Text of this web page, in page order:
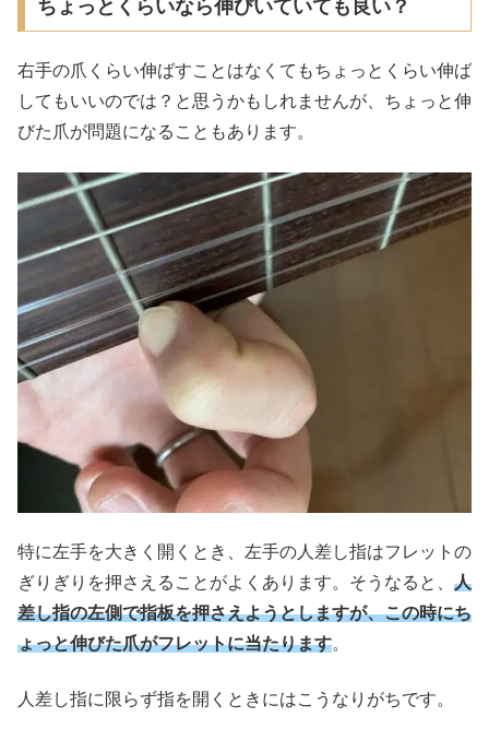
ちょっとくらいなら伸びいていても良い？
右手の爪くらい伸ばすことはなくてもちょっとくらい伸ば
してもいいのでは？と思うかもしれませんが、ちょっと伸
びた爪が問題になることもあります。
特に左手を大きく開くとき、左手の人差し指はフレットの
ぎりぎりを押さえることがよくあります。そうなると、 人
差し指の左側で指板を押さえようとしますが、この時にち
ょっと伸びた爪がフレットに当たります。
人差し指に限らず指を開くときにはこうなりがちです。